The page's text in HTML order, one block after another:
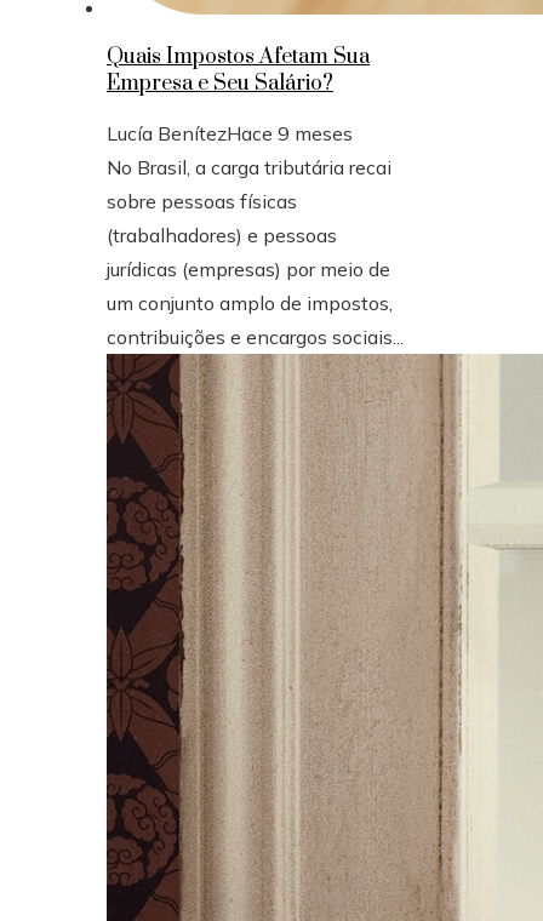
Quais Impostos Afetam Sua
Empresa e Seu Salário?
Lucía BenítezHace 9 meses
No Brasil, a carga tributária recai
sobre pessoas físicas
(trabalhadores) e pessoas
jurídicas (empresas) por meio de
um conjunto amplo de impostos,
contribuições e encargos sociais...